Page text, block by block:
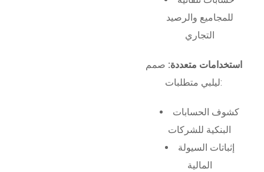
للمجاميع والرصيد
التجاري
استخدامات متعددة: صمم
ليلبي متطلبات:
كشوف الحسابات
البنكية للشركات
إثباتات السيولة
المالية